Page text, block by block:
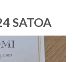
SATOA